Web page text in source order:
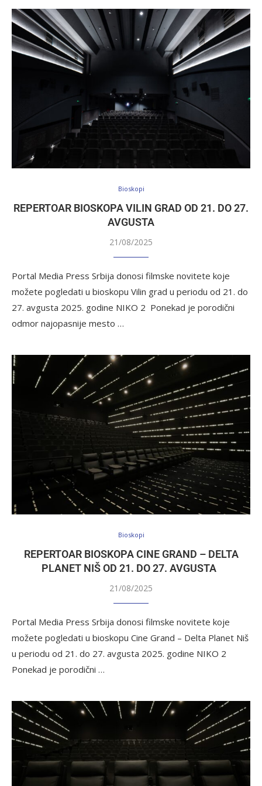
Bioskopi
REPERTOAR BIOSKOPA VILIN GRAD OD 21. DO 27.
AVGUSTA
21/08/2025
Portal Media Press Srbija donosi filmske novitete koje
možete pogledati u bioskopu Vilin grad u periodu od 21. do
27. avgusta 2025. godine NIKO 2 Ponekad je porodični
odmor najopasnije mesto …
Bioskopi
REPERTOAR BIOSKOPA CINE GRAND – DELTA
PLANET NIŠ OD 21. DO 27. AVGUSTA
21/08/2025
Portal Media Press Srbija donosi filmske novitete koje
možete pogledati u bioskopu Cine Grand – Delta Planet Niš
u periodu od 21. do 27. avgusta 2025. godine NIKO 2
Ponekad je porodični …